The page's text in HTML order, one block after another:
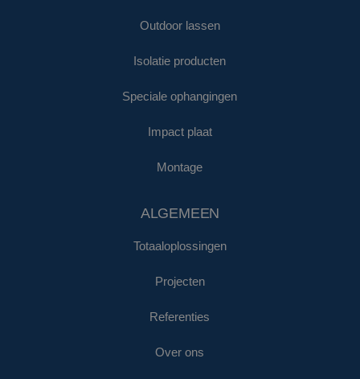
Outdoor lassen
Isolatie producten
Speciale ophangingen
Impact plaat
Montage
ALGEMEEN
Totaaloplossingen
Projecten
Referenties
Over ons